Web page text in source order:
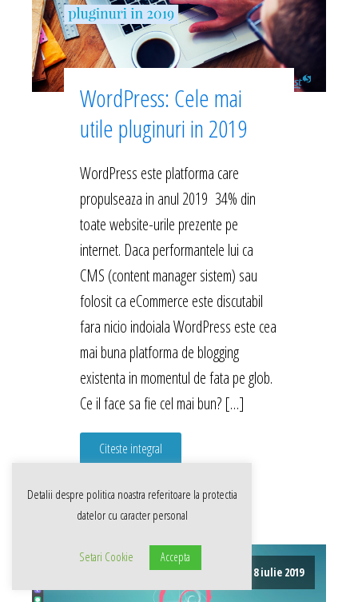
WordPress: Cele mai
utile pluginuri in 2019
WordPress este platforma care
propulseaza in anul 2019 34% din
toate website-urile prezente pe
internet. Daca performantele lui ca
CMS (content manager sistem) sau
folosit ca eCommerce este discutabil
fara nicio indoiala WordPress este cea
mai buna platforma de blogging
existenta in momentul de fata pe glob.
Ce il face sa fie cel mai bun? […]
Citeste integral
8 iulie 2019
Detalii despre politica noastra referitoare la protectia
datelor cu caracter personal
Setari Cookie Accepta